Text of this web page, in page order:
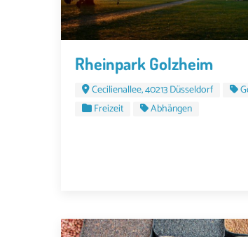
Rheinpark Golzheim
Cecilienallee, 40213 Düsseldorf
Freizeit
Abhängen